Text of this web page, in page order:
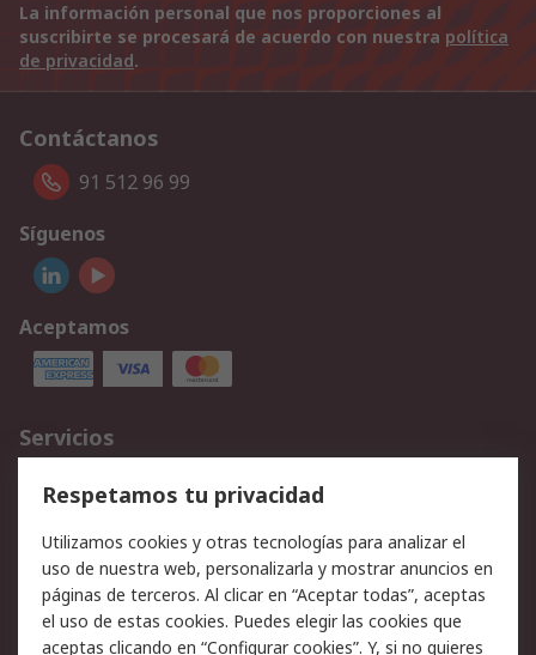
La información personal que nos proporciones al
suscribirte se procesará de acuerdo con nuestra política
de privacidad.
Contáctanos
91 512 96 99
Síguenos
Aceptamos
Servicios
Cómo realizar pedidos
Devoluciones
Facturación y pago
Ofertas
Soporte técnico
Legal
Respetamos tu privacidad
Utilizamos cookies y otras tecnologías para analizar el
uso de nuestra web, personalizarla y mostrar anuncios en
páginas de terceros. Al clicar en “Aceptar todas”, aceptas
el uso de estas cookies. Puedes elegir las cookies que
aceptas clicando en “Configurar cookies”. Y, si no quieres